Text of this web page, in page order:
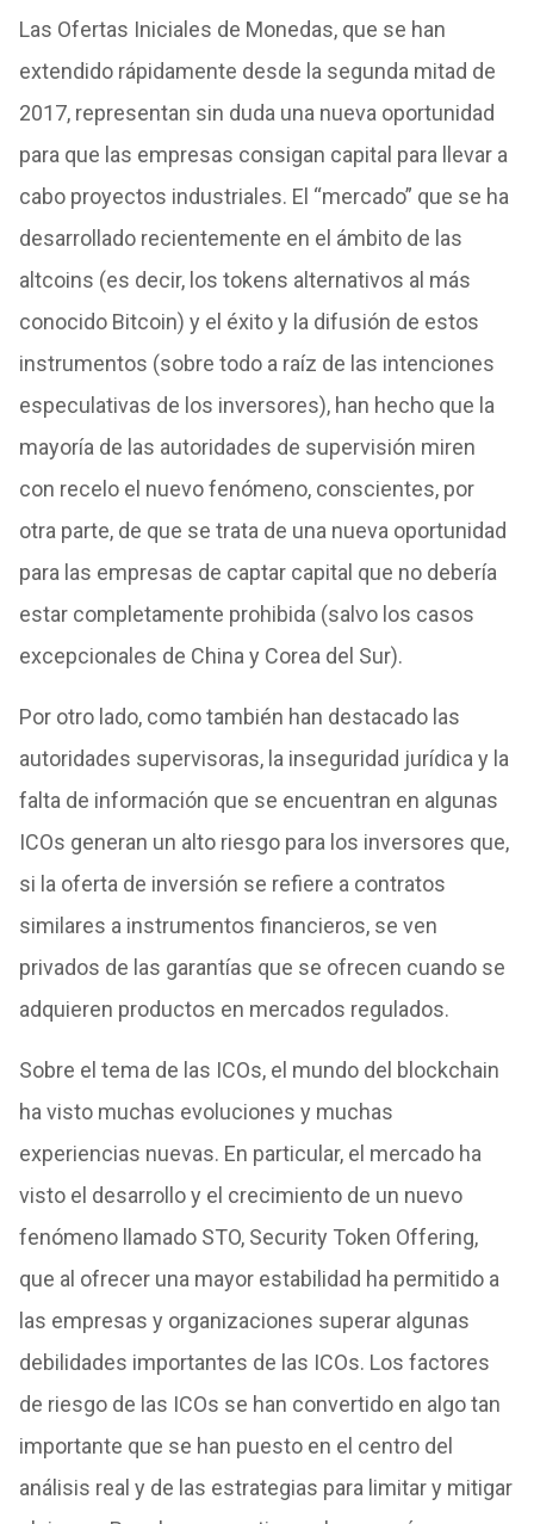
Las Ofertas Iniciales de Monedas, que se han
extendido rápidamente desde la segunda mitad de
2017, representan sin duda una nueva oportunidad
para que las empresas consigan capital para llevar a
cabo proyectos industriales. El “mercado” que se ha
desarrollado recientemente en el ámbito de las
altcoins (es decir, los tokens alternativos al más
conocido Bitcoin) y el éxito y la difusión de estos
instrumentos (sobre todo a raíz de las intenciones
especulativas de los inversores), han hecho que la
mayoría de las autoridades de supervisión miren
con recelo el nuevo fenómeno, conscientes, por
otra parte, de que se trata de una nueva oportunidad
para las empresas de captar capital que no debería
estar completamente prohibida (salvo los casos
excepcionales de China y Corea del Sur).
Por otro lado, como también han destacado las
autoridades supervisoras, la inseguridad jurídica y la
falta de información que se encuentran en algunas
ICOs generan un alto riesgo para los inversores que,
si la oferta de inversión se refiere a contratos
similares a instrumentos financieros, se ven
privados de las garantías que se ofrecen cuando se
adquieren productos en mercados regulados.
Sobre el tema de las ICOs, el mundo del blockchain
ha visto muchas evoluciones y muchas
experiencias nuevas. En particular, el mercado ha
visto el desarrollo y el crecimiento de un nuevo
fenómeno llamado STO, Security Token Offering,
que al ofrecer una mayor estabilidad ha permitido a
las empresas y organizaciones superar algunas
debilidades importantes de las ICOs. Los factores
de riesgo de las ICOs se han convertido en algo tan
importante que se han puesto en el centro del
análisis real y de las estrategias para limitar y mitigar